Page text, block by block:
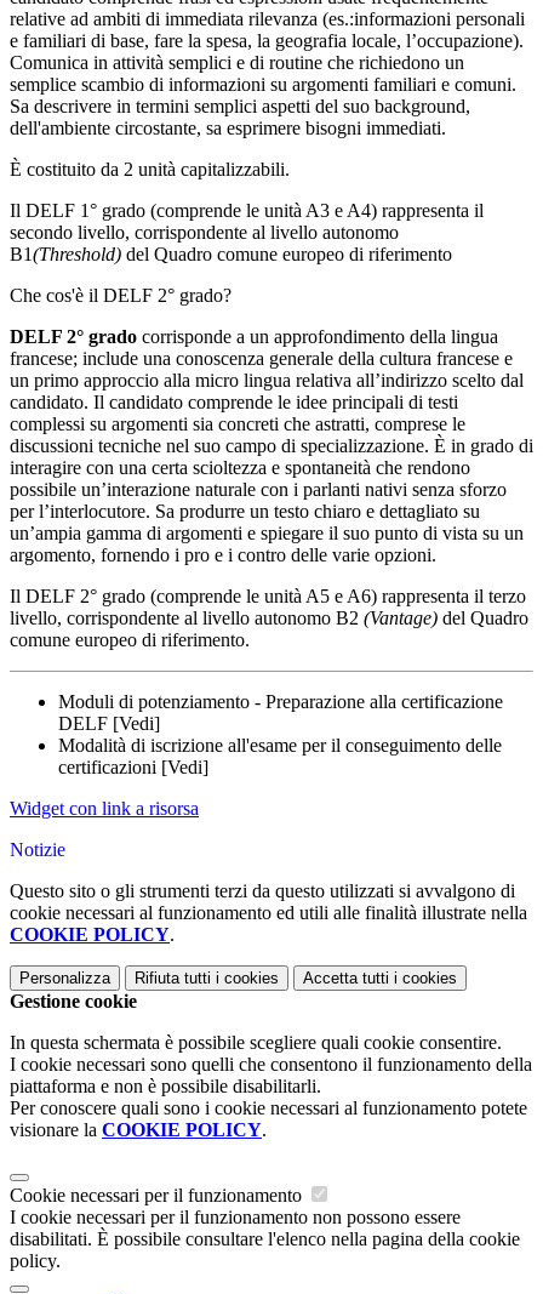
relative ad ambiti di immediata rilevanza (es.:informazioni personali
e familiari di base, fare la spesa, la geografia locale, l’occupazione).
Comunica in attività semplici e di routine che richiedono un
semplice scambio di informazioni su argomenti familiari e comuni.
Sa descrivere in termini semplici aspetti del suo background,
dell'ambiente circostante, sa esprimere bisogni immediati.
È costituito da 2 unità capitalizzabili.
Il DELF 1° grado (comprende le unità A3 e A4) rappresenta il
secondo livello, corrispondente al livello autonomo
B1(Threshold) del Quadro comune europeo di riferimento
Che cos'è il DELF 2° grado?
DELF 2° grado corrisponde a un approfondimento della lingua
francese; include una conoscenza generale della cultura francese e
un primo approccio alla micro lingua relativa all’indirizzo scelto dal
candidato. Il candidato comprende le idee principali di testi
complessi su argomenti sia concreti che astratti, comprese le
discussioni tecniche nel suo campo di specializzazione. È in grado di
interagire con una certa scioltezza e spontaneità che rendono
possibile un’interazione naturale con i parlanti nativi senza sforzo
per l’interlocutore. Sa produrre un testo chiaro e dettagliato su
un’ampia gamma di argomenti e spiegare il suo punto di vista su un
argomento, fornendo i pro e i contro delle varie opzioni.
Il DELF 2° grado (comprende le unità A5 e A6) rappresenta il terzo
livello, corrispondente al livello autonomo B2 (Vantage) del Quadro
comune europeo di riferimento.
Moduli di potenziamento - Preparazione alla certificazione
DELF [Vedi]
Modalità di iscrizione all'esame per il conseguimento delle
certificazioni [Vedi]
Widget con link a risorsa
Notizie
Questo sito o gli strumenti terzi da questo utilizzati si avvalgono di
cookie necessari al funzionamento ed utili alle finalità illustrate nella
COOKIE POLICY.
Personalizza Rifiuta tutti i cookies Accetta tutti i cookies
Gestione cookie
In questa schermata è possibile scegliere quali cookie consentire.
I cookie necessari sono quelli che consentono il funzionamento della
piattaforma e non è possibile disabilitarli.
Per conoscere quali sono i cookie necessari al funzionamento potete
visionare la COOKIE POLICY.
Cookie necessari per il funzionamento
I cookie necessari per il funzionamento non possono essere
disabilitati. È possibile consultare l'elenco nella pagina della cookie
policy.